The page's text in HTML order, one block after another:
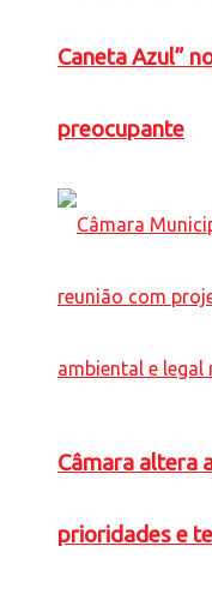
Caneta Azul”
preocupante
Câmara altera
prioridades e